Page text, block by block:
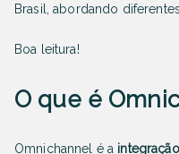
Brasil, abordando
Boa leitura!
O que é
Omnichannel é a